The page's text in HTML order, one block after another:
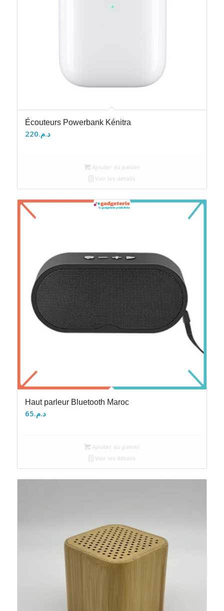
Écouteurs Powerbank Kénitra
د.م.220
Ajouter au panier
Voir les détails
Haut parleur Bluetooth Maroc
د.م.65
Ajouter au panier
Voir les détails